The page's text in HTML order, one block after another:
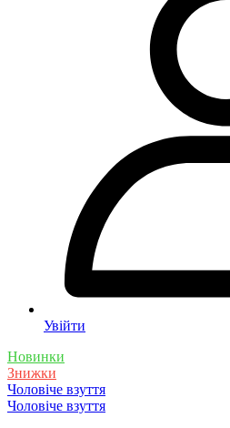
Увійти
Новинки
Знижки
Чоловіче взуття
Чоловіче взуття